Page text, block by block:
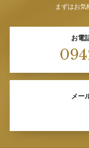
まずはお
お電
メー